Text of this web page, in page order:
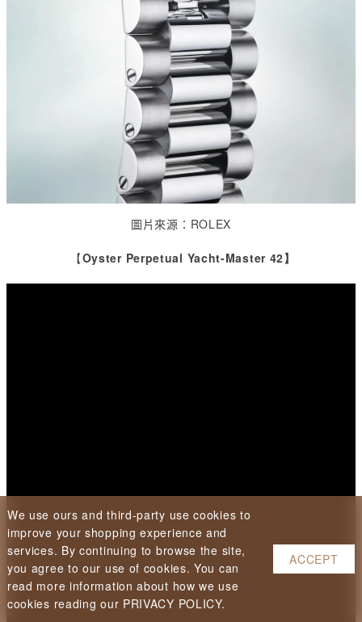
圖片來源： ROLEX
【Oyster Perpetual Yacht-Master 42】
We use ours and third-party use cookies to
improve your shopping experience and
services. By continuing to browse the site,
you agree to our use of cookies. You can
read more information about how we use
cookies reading our PRIVACY POLICY.
ACCEPT